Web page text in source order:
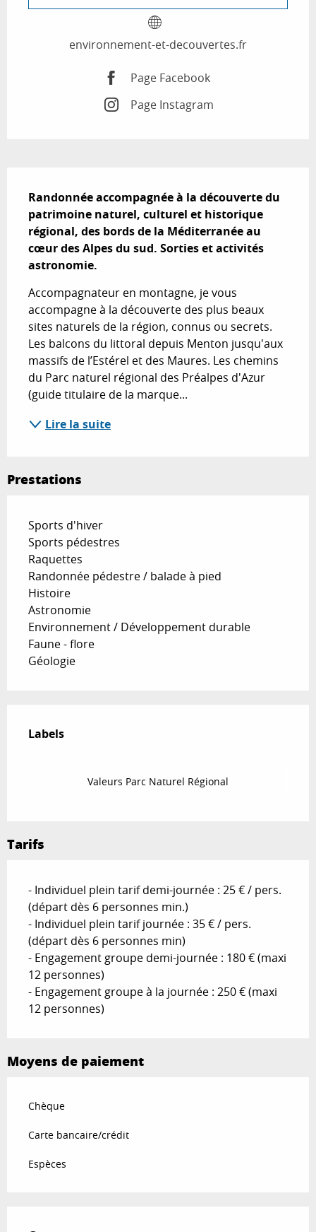
environnement-et-decouvertes.fr
Page Facebook
Page Instagram
Randonnée accompagnée à la découverte du
patrimoine naturel, culturel et historique
régional, des bords de la Méditerranée au
cœur des Alpes du sud. Sorties et activités
astronomie.
Accompagnateur en montagne, je vous
accompagne à la découverte des plus beaux
sites naturels de la région, connus ou secrets.
Les balcons du littoral depuis Menton jusqu'aux
massifs de l’Estérel et des Maures. Les chemins
du Parc naturel régional des Préalpes d'Azur
(guide titulaire de la marque...
Lire la suite
Prestations
Sports d'hiver
Sports pédestres
Raquettes
Randonnée pédestre / balade à pied
Histoire
Astronomie
Environnement / Développement durable
Faune - flore
Géologie
Labels
Labels
Valeurs Parc Naturel Régional
Tarifs
- Individuel plein tarif demi-journée : 25 € / pers.
(départ dès 6 personnes min.)
- Individuel plein tarif journée : 35 € / pers.
(départ dès 6 personnes min)
- Engagement groupe demi-journée : 180 € (maxi
12 personnes)
- Engagement groupe à la journée : 250 € (maxi
12 personnes)
Moyens de paiement
Chèque
Carte bancaire/crédit
Espèces